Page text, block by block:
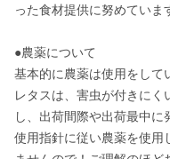
った食材提供に努めていま
●農薬について
基本的に農薬は使用をして
レタスは、害虫が付きに
し、出荷間際や出荷最中に
使用指針に従い農薬を使用